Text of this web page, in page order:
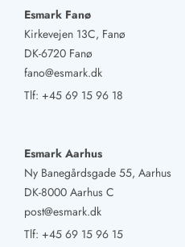
Esmark Fanø
Kirkevejen 13C, Fanø
DK-6720 Fanø
fano@esmark.dk
Tlf: +45 69 15 96 18
Esmark Aarhus
Ny Banegårdsgade 55, Aarhus
DK-8000 Aarhus C
post@esmark.dk
Tlf: +45 69 15 96 15